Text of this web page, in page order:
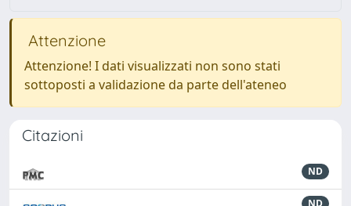
Attenzione
Attenzione! I dati visualizzati non sono stati
sottoposti a validazione da parte dell'ateneo
Citazioni
ND